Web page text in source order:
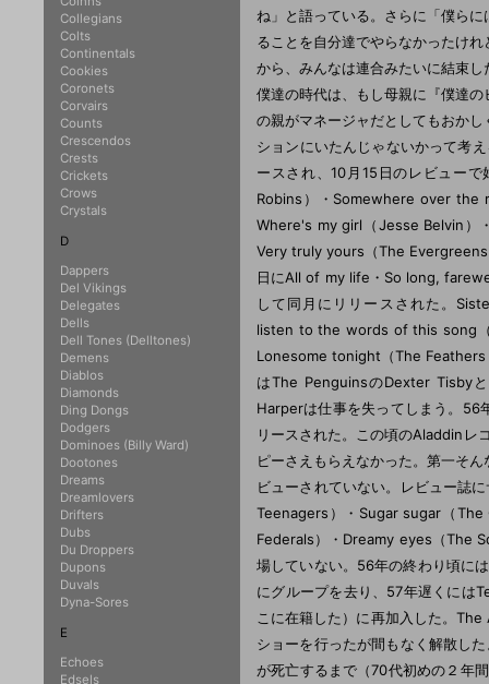
ね」と語っている。さらに「僕ら
ることを自分達でやらなかったけ
から、みんなは連合みたいに結束
僕達の時代は、もし母親に『僕達
の親がマネージャだとしてもおか
ションにいたんじゃないかって考
ースされ、10月15日のレビュー
Robins）・Somewhere over the
Where's my girl（Jesse Belvin）
Very truly yours（The
日にAll of my life・So long,
して同月にリリースされた。
listen to the words of this song
Lonesome tonight（The Feathers
はThe PenguinsのDexter Tisby
Harperは仕事を失ってしまう。56
リースされた。この頃のAladdinレ
ピーさえもらえなかった。第一そ
ビューされていない。レビュー誌
Teenagers）・Sugar sugar（
Federals）・Dreamy eyes（The
場していない。56年の終わり頃に
にグループを去り、57年遅くには
こに在籍した）に再加入した。
ショーを行ったが間もなく解散し
が死亡するまで（70代初めの２年
Collegians
Colts
Continentals
Cookies
Coronets
Corvairs
Counts
Crescendos
Crests
Crickets
Crows
Crystals
D
Dappers
Del Vikings
Delegates
Dells
Dell Tones (Delltones)
Demens
Diablos
Diamonds
Ding Dongs
Dodgers
Dominoes (Billy Ward)
Dootones
Dreams
Dreamlovers
Drifters
Dubs
Du Droppers
Dupons
Duvals
Dyna-Sores
E
Echoes
Edsels